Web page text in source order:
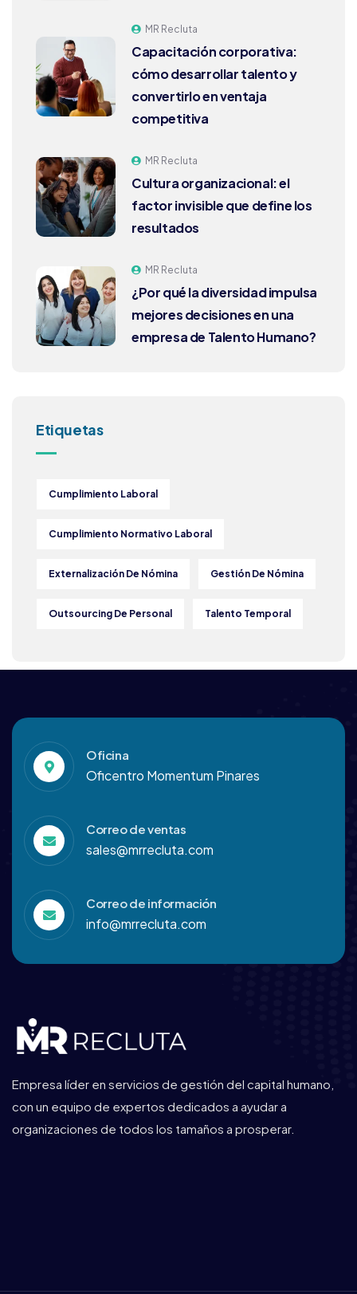
MR Recluta
Capacitación corporativa:
cómo desarrollar talento y
convertirlo en ventaja
competitiva
MR Recluta
Cultura organizacional: el
factor invisible que define los
resultados
MR Recluta
¿Por qué la diversidad impulsa
mejores decisiones en una
empresa de Talento Humano?
Etiquetas
Cumplimiento Laboral
Cumplimiento Normativo Laboral
Externalización De Nómina Gestión De Nómina
Outsourcing De Personal Talento Temporal
Oficina
Oficentro Momentum Pinares
Correo de ventas
sales@mrrecluta.com
Correo de información
info@mrrecluta.com
Empresa líder en servicios de gestión del capital humano,
con un equipo de expertos dedicados a ayudar a
organizaciones de todos los tamaños a prosperar.